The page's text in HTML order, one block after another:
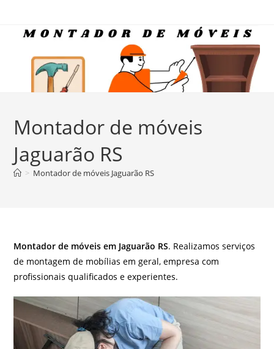
Montador de móveis
Jaguarão RS
> Montador de móveis Jaguarão RS
Montador de móveis em Jaguarão RS. Realizamos serviços
de montagem de mobílias em geral, empresa com
profissionais qualificados e experientes.